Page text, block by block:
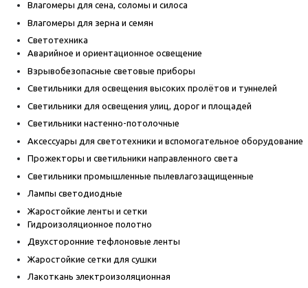
Влагомеры для сена, соломы и силоса
Влагомеры для зерна и семян
Светотехника
Аварийное и ориентационное освещение
Взрывобезопасные световые приборы
Светильники для освещения высоких пролётов и туннелей
Светильники для освещения улиц, дорог и площадей
Светильники настенно-потолочные
Аксессуары для светотехники и вспомогательное оборудование
Прожекторы и светильники направленного света
Светильники промышленные пылевлагозащищенные
Лампы светодиодные
Жаростойкие ленты и сетки
Гидроизоляционное полотно
Двухсторонние тефлоновые ленты
Жаростойкие сетки для сушки
Лакоткань электроизоляционная